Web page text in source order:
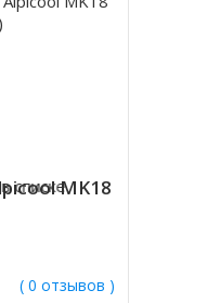
MK18
( 0 отзывов )
списке